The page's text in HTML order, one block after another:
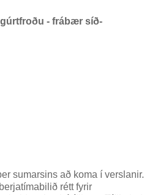
- frábær síð-
sumarsins að koma í verslanir.
rétt fyrir